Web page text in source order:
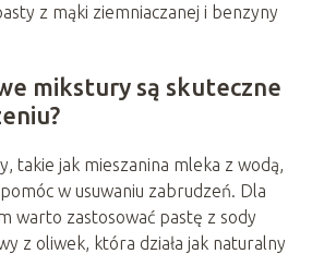
z mąki ziemniaczanej i benzyny
mikstury są skuteczne
takie jak mieszanina mleka z wodą,
w usuwaniu zabrudzeń. Dla
warto zastosować pastę z sody
z oliwek, która działa jak naturalny